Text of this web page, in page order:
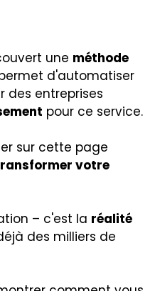
une méthode
d'automatiser
des entreprises
pour ce service.
sur cette page
votre
– c'est la réalité
des milliers de